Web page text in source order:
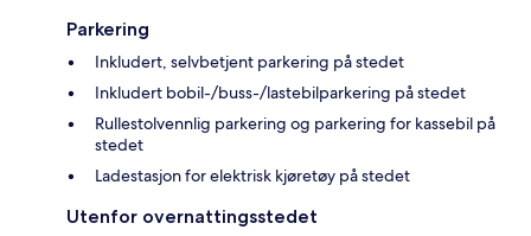
Parkering
Inkludert, selvbetjent parkering på stedet
Inkludert bobil-/buss-/lastebilparkering på stedet
Rullestolvennlig parkering og parkering for kassebil på
stedet
Ladestasjon for elektrisk kjøretøy på stedet
Utenfor overnattingsstedet